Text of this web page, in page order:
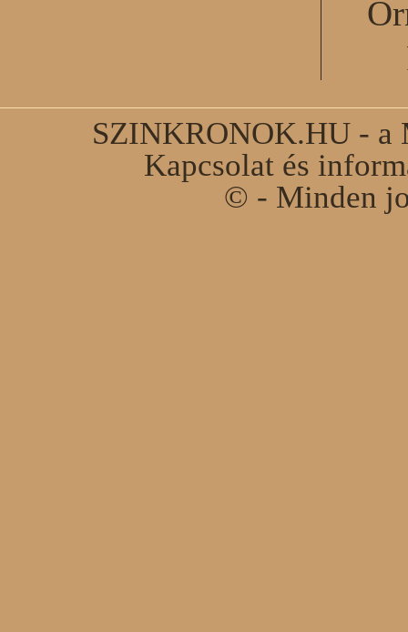
SZINKRONOK.HU - a
Kapcsolat és
© - Minden